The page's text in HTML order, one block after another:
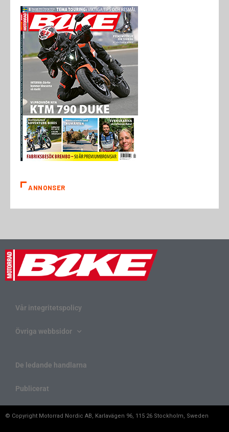
ANNONSER
Vår integritetspolicy
Övriga webbsidor
De ledande handlarna
Publicerat
© Copyright Motorrad Nordic AB, Karlavägen 96, 115 26 Stockholm, Sweden